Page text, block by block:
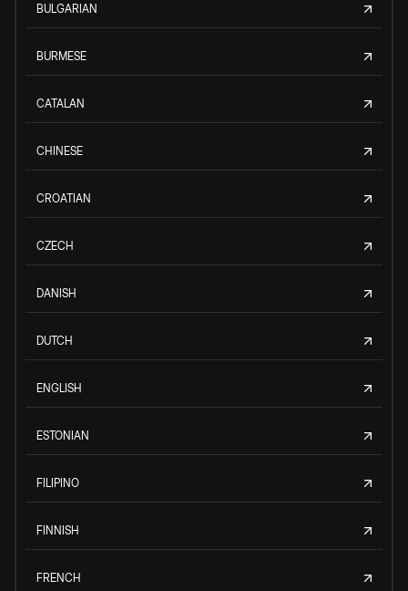
BULGARIAN
BURMESE
CATALAN
CHINESE
CROATIAN
CZECH
DANISH
DUTCH
ENGLISH
ESTONIAN
FILIPINO
FINNISH
FRENCH